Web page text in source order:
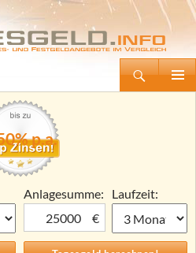
Tagesgeld.info – Tagesgeldkonten vergleichen und Tagesgeld-Zinsen berechnen
p.a.
Anlagesumme:
€
Laufzeit: